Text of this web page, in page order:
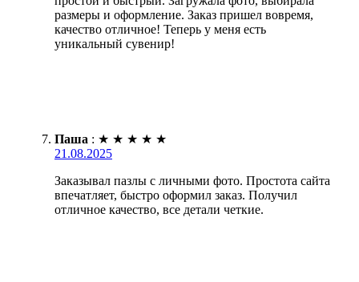
размеры и оформление. Заказ пришел вовремя,
качество отличное! Теперь у меня есть
уникальный сувенир!
Паша : ★ ★ ★ ★ ★
21.08.2025
Заказывал пазлы с личными фото. Простота сайта
впечатляет, быстро оформил заказ. Получил
отличное качество, все детали четкие.